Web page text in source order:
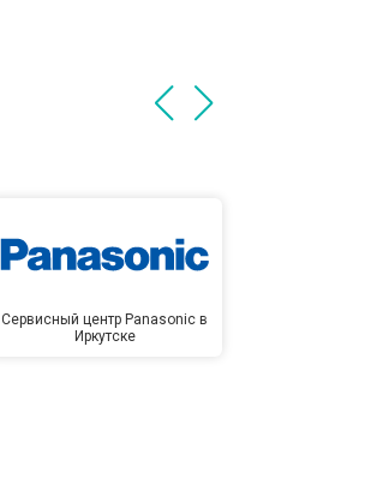
Сервисный центр Panasonic в
Иркутске